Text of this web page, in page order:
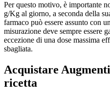
Per questo motivo, è importante
g/Kg al giorno, a seconda della
farmaco può essere assunto con
misurazione deve sempre essere
eccezione di una dose massima
sbagliata.
Acquistare
ricetta